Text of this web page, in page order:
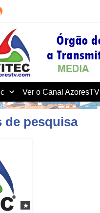
Ver o Canal AzoresTV
de pesquisa